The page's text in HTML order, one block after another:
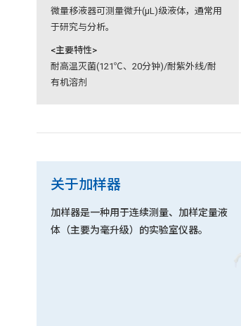
微量移液器可测量微升(μL)级液体，通常用
于研究与分析。
<主要特性>
耐高温灭菌(121℃、20分钟)/耐紫外线/耐
有机溶剂
关于加样器
加样器是一种用于连续测量、加样定量液
体（主要为毫升级）的实验室仪器。